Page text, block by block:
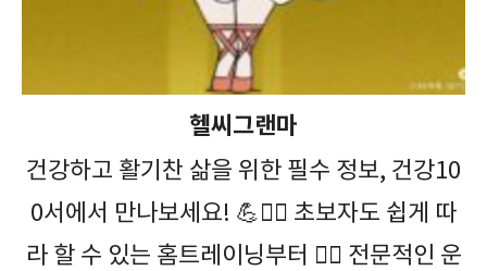
헬씨그랜마
건강하고 활기찬 삶을 위한 필수 정보, 건강10
0서에서 만나보세요! 💪🤸‍♀️ 초보자도 쉽게 따
라 할 수 있는 홈트레이닝부터 🏋️‍♀️ 전문적인 운